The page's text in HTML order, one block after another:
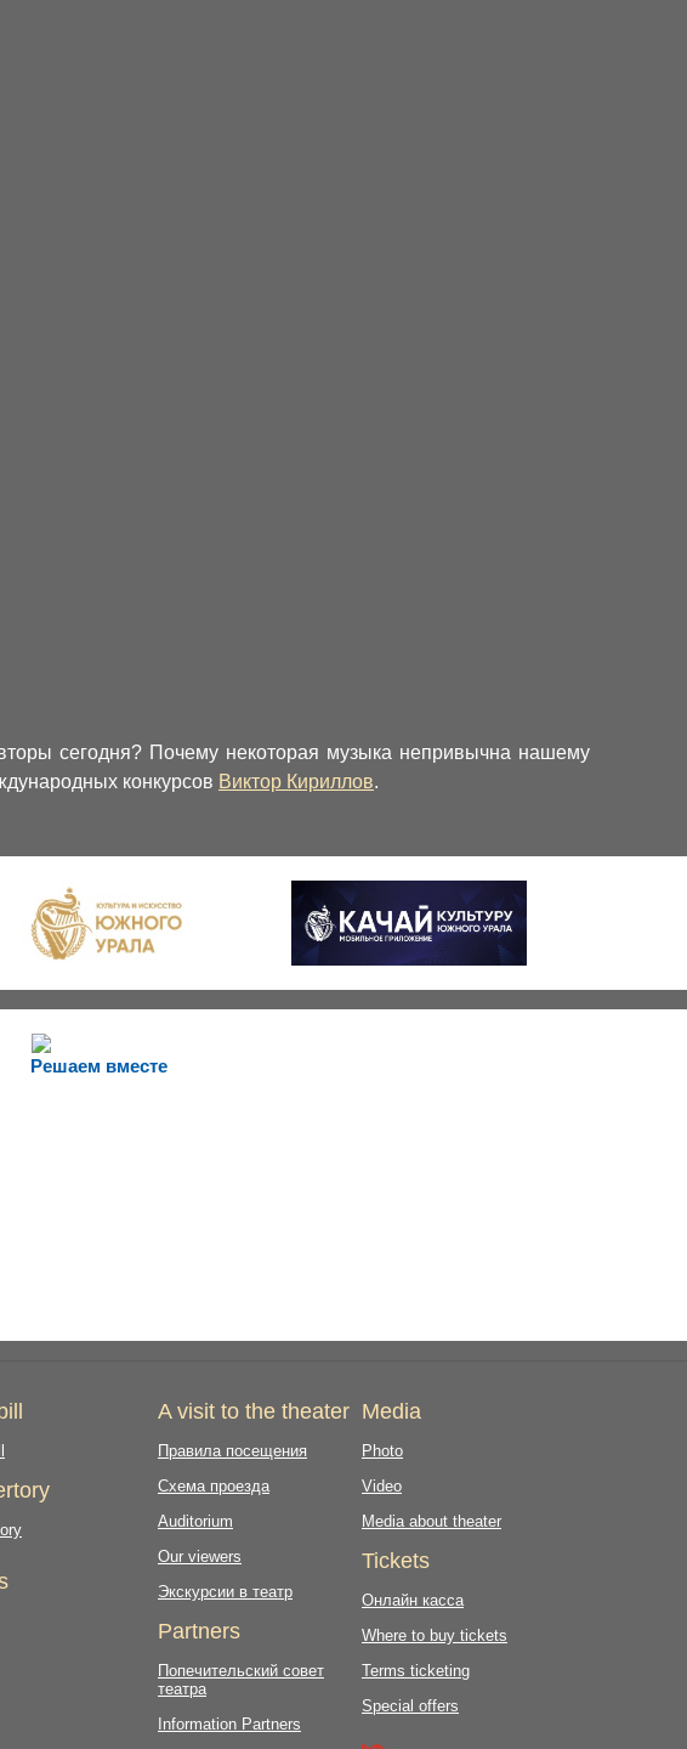
сегодня? Почему некоторая музыка непривычна нашему
конкурсов Виктор Кириллов.
Решаем вместе
A visit to the theater
Правила посещения
Схема проезда
Auditorium
Our viewers
Экскурсии в театр
Partners
Попечительский совет
театра
Information Partners
Media
Photo
Video
Media about theater
Tickets
Онлайн касса
Where to buy tickets
Terms ticketing
Special offers